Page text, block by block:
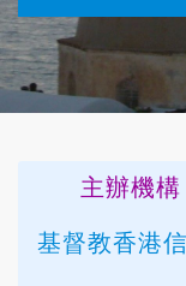
主辦機構
基督教香港